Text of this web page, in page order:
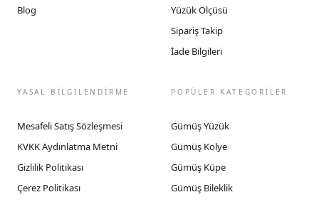
Blog
Yüzük Ölçüsü
Sipariş Takip
İade Bilgileri
YASAL BİLGİLENDİRME
Mesafeli Satış Sözleşmesi
KVKK Aydınlatma Metni
Gizlilik Politikası
Çerez Politikası
POPÜLER KATEGORİLER
Gümüş Yüzük
Gümüş Kolye
Gümüş Küpe
Gümüş Bileklik